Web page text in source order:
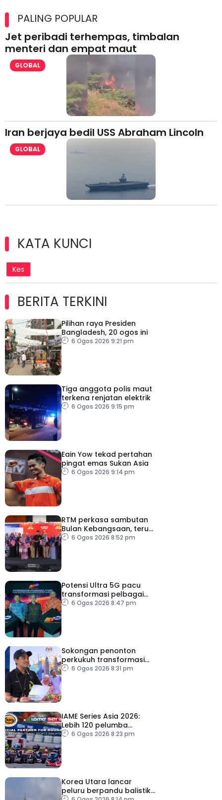
lesen separuh pertama 2026
PALING POPULAR
Jet peribadi terhempas, timbalan
menteri dan empat maut
GLOBAL
Iran berjaya bedil USS Abraham Lincoln
GLOBAL
KATA KUNCI
Kes
BERITA TERKINI
Pilihan raya Presiden
Bangladesh, 20 ogos ini
6 Ogos 2026 9:21 pm
Tiga anggota polis maut
terkena renjatan elektrik
6 Ogos 2026 9:15 pm
Eain Yow tekad pertahan
pingat emas Sukan Asia
6 Ogos 2026 9:14 pm
RTM perkasa sambutan
Bulan Kebangsaan, terus
dekati rakyat
6 Ogos 2026 8:52 pm
Potensi Ultra 5G pacu
transformasi pelbagai
sektor utama
6 Ogos 2026 8:47 pm
Sokongan penonton
perkukuh transformasi
RTM6 Ogos 2026 8:31 pm
IAME Series Asia 2026:
Lebih 120 pelumba
antarabangsa berentap
6 Ogos 2026 8:23 pm
Korea Utara lancar
peluru berpandu balistik